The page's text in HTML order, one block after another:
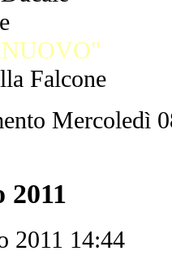
Falcone
Mercoledì
2011
2011 14:44